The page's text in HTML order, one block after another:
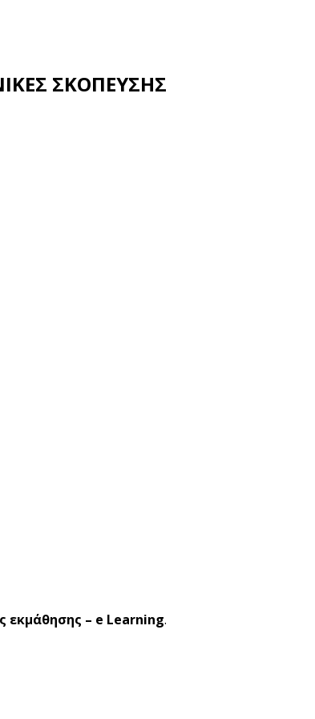
ΣΚΟΠΕΥΣΗΣ
εκμάθησης – e Learning.